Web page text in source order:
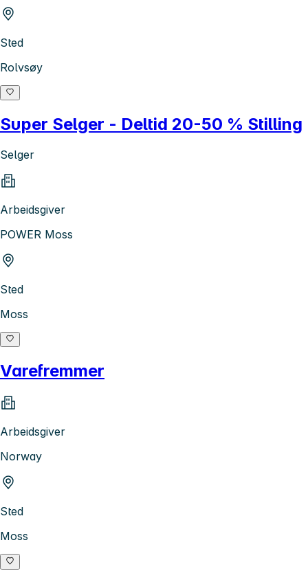
Sted
Rolvsøy
Super Selger - Deltid 20-50 % Stilling
Selger
Arbeidsgiver
POWER Moss
Sted
Moss
Varefremmer
Arbeidsgiver
Norway
Sted
Moss